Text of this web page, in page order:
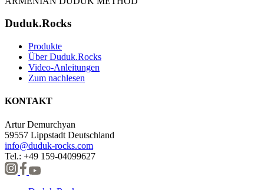
Duduk.Rocks
Produkte
Über Duduk.Rocks
Video-Anleitungen
Zum nachlesen
KONTAKT
Artur Demurchyan
59557 Lippstadt Deutschland
info@duduk-rocks.com
Tel.: +49 159-04099627